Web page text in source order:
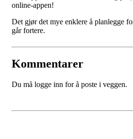
online-appen!
Det gjør det mye enklere å planlegge
går fortere.
Kommentarer
Du må logge inn for å poste i veggen.